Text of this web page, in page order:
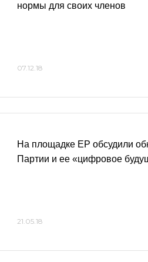
нормы для своих членов
07.12.18
На площадке ЕР обсудили
Партии и ее «цифровое
21.05.18